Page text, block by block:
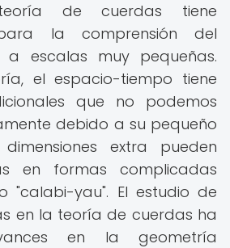
de cuerdas tiene
la comprensión del
a escalas muy pequeñas.
el espacio-tiempo tiene
que no podemos
debido a su pequeño
extra pueden
en formas complicadas
"calabi-yau". El estudio de
en la teoría de cuerdas ha
en la geometría